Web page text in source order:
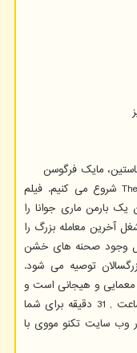
مایک فرگوسن
شروع می کنیم. فیلم
داستان یک بارمن ماری جوانا را
آخرین معامله بزرگ را
وجود صحنه های خشن
توصیه می شود.
معمایی و هیجانی است و
داستانی جذاب و هیجان انگیز را در مدت 1 ساعت , 31 دقیقه برای شما
وب سایت تکنو مووی با